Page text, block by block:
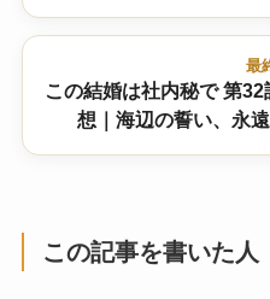
最
この結婚は社内秘で 第
想｜海辺の誓い、永
この記事を書いた人